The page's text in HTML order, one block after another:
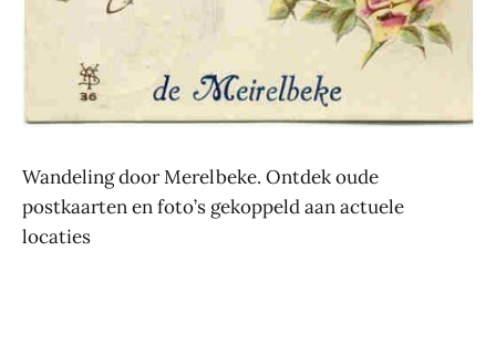
Wandeling door Merelbeke. Ontdek oude
postkaarten en foto’s gekoppeld aan actuele
locaties